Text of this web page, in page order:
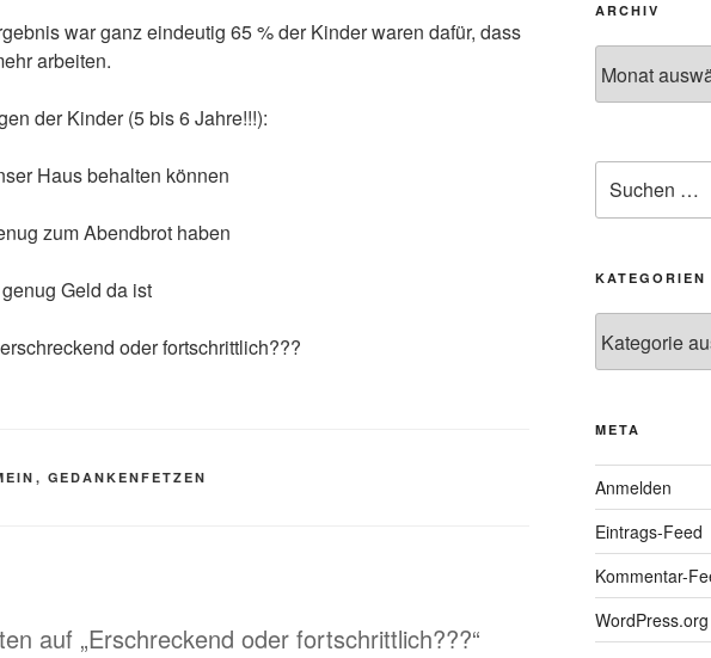
war ganz eindeutig 65 % der Kinder waren dafür, dass
arbeiten.
der Kinder (5 bis 6 Jahre!!!):
Haus behalten können
zum Abendbrot haben
Geld da ist
oder fortschrittlich???
, GEDANKENFETZEN
auf „Erschreckend oder fortschrittlich???“
ARCHIV
nach:
KATEGORIEN
META
Anmelden
Eintrags-Feed
Kommentar-
WordPress.org